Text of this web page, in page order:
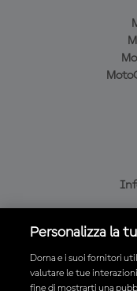
Personalizza la
Dorna e i suoi fornitori
valutare le tue
fine di mostrarti una